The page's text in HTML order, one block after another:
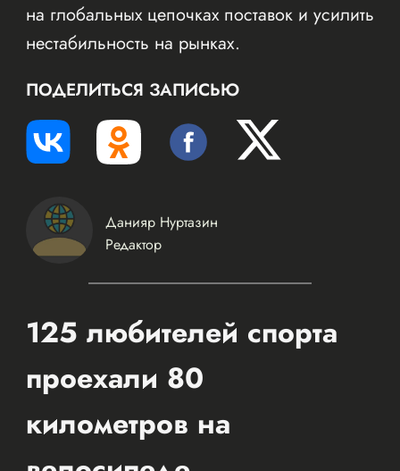
на глобальных цепочках поставок и усилить
нестабильность на рынках.
ПОДЕЛИТЬСЯ ЗАПИСЬЮ
Данияр Нуртазин
Редактор
125 любителей спорта
проехали 80
километров на